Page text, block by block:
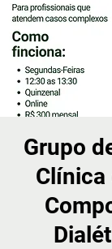
Grupo
Clínica